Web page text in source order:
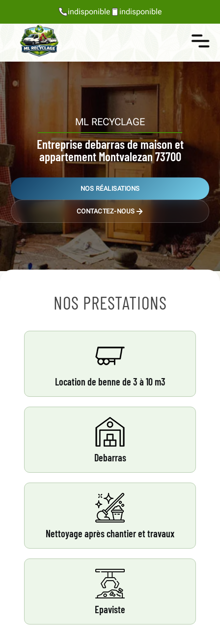
indisponible indisponible
ML RECYCLAGE
Entreprise debarras de maison et
appartement Montvalezan 73700
NOS RÉALISATIONS
CONTACTEZ-NOUS
NOS PRESTATIONS
Location de benne de 3 à 10 m3
Debarras
Nettoyage après chantier et travaux
Epaviste